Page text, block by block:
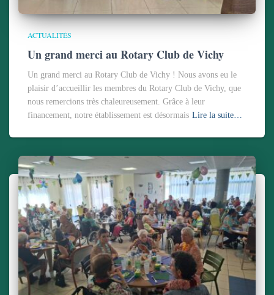
ACTUALITÉS
Un grand merci au Rotary Club de Vichy
Un grand merci au Rotary Club de Vichy ! Nous avons eu le
plaisir d’accueillir les membres du Rotary Club de Vichy, que
nous remercions très chaleureusement. Grâce à leur
financement, notre établissement est désormais Lire la suite…